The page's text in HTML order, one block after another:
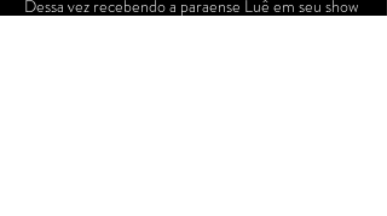
Dessa vez recebendo a paraense Luê em seu show